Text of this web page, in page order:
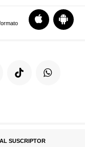
SUSCRIPTOR